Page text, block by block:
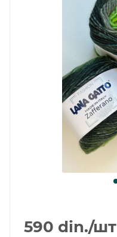
590 din./шт